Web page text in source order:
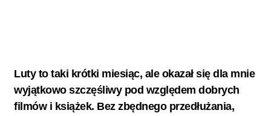
Luty to taki krótki miesiąc, ale okazał się dla mnie
wyjątkowo szczęśliwy pod względem dobrych
filmów i książek. Bez zbędnego przedłużania,